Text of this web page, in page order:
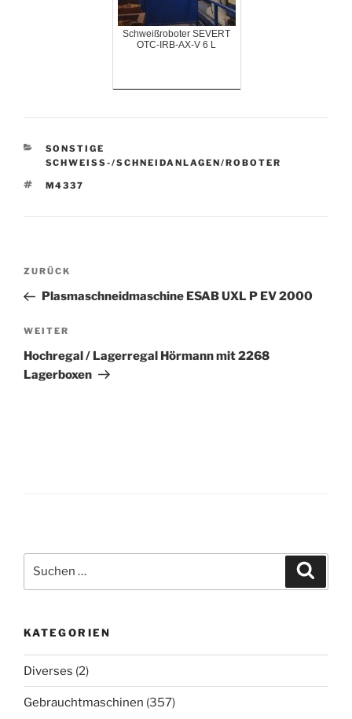
Schweißroboter SEVERT
OTC-IRB-AX-V 6 L
KATEGORIEN
SONSTIGE
SCHWEISS-/SCHNEIDANLAGEN/ROBOTER
SCHLAGWÖRTER
M4337
Beitrags-
Vorheriger
Beitrag
ZURÜCK
Plasmaschneidmaschine ESAB UXL P EV 2000
Nächster
Beitrag
WEITER
Hochregal / Lagerregal Hörmann mit 2268
Lagerboxen
nach:
KATEGORIEN
Diverses (2)
Gebrauchtmaschinen (357)